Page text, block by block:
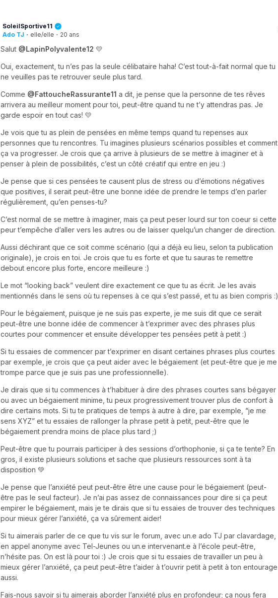
SoleilSportive11
Ado TJ · elle/elle · 20 ans
Salut @LapinPolyvalente12 💛
Oui, exactement, tu n’es pas la seule célibataire haha! C’est tout-à-fait normal que tu
ne veuilles pas te retrouver seule plus tard.
Comme @FattoucheRassurante11 a dit, je pense que la personne de tes rêves
arrivera au meilleur moment pour toi, peut-être quand tu ne t’y attendras pas. Je
garde espoir en tout cas! 💛
Je vois que tu as plein de pensées en même temps quand tu repenses aux
personnes que tu rencontres. Tu imagines plusieurs scénarios possibles et comment
ça va progresser. Je crois que ça arrive à plusieurs de se mettre à imaginer et à
penser à plein de possibilités, c’est un côté créatif qui entre en jeu :)
Je pense que si ces pensées te causent plus de stress ou d’émotions négatives
que positives, il serait peut-être une bonne idée de prendre le temps d’en parler
régulièrement, qu’en penses-tu?
C’est normal de se mettre à imaginer, mais ça peut peser lourd sur ton coeur si cette
peur t’empêche d’aller vers les autres ou de laisser quelqu’un changer de direction.
Aussi déchirant que ce soit comme scénario (qui a déjà eu lieu, selon ta publication
originale), je crois en toi. Je crois que tu es forte et que tu sauras te remettre
debout encore plus forte, encore meilleure :)
Le mot “looking back” veulent dire exactement ce que tu as écrit. Je les avais
mentionnés dans le sens où tu repenses à ce qui s’est passé, et tu as bien compris :)
Pour le bégaiement, puisque je ne suis pas experte, je me suis dit que ce serait
peut-être une bonne idée de commencer à t’exprimer avec des phrases plus
courtes pour commencer et ensuite développer tes pensées petit à petit :)
Si tu essaies de commencer par t’exprimer en disant certaines phrases plus courtes
par exemple, je crois que ça peut aider avec le bégaiement (et peut-être que je me
trompe parce que je suis pas une professionnelle).
Je dirais que si tu commences à t’habituer à dire des phrases courtes sans bégayer
ou avec un bégaiement minime, tu peux progressivement trouver plus de confort à
dire certains mots. Si tu te pratiques de temps à autre à dire, par exemple, “je me
sens XYZ” et tu essaies de rallonger la phrase petit à petit, peut-être que le
bégaiement prendra moins de place plus tard ;)
Peut-être que tu pourrais participer à des sessions d’orthophonie, si ça te tente? En
gros, il existe plusieurs solutions et sache que plusieurs ressources sont à ta
disposition 💚
Je pense que l’anxiété peut peut-être être une cause pour le bégaiement (peut-
être pas le seul facteur). Je n’ai pas assez de connaissances pour dire si ça peut
empirer le bégaiement, mais je te dirais que si tu essaies de trouver des techniques
pour mieux gérer l’anxiété, ça va sûrement aider!
Si tu aimerais parler de ce que tu vis sur le forum, avec un.e ado TJ par clavardage,
en appel anonyme avec Tel-Jeunes ou un.e intervenant.e à l’école peut-être,
n’hésite pas. On est là pour toi :) Je crois que si tu essaies de travailler un peu à
mieux gérer l’anxiété, ça peut peut-être t’aider à t’ouvrir petit à petit à ton entourage
aussi.
Fais-nous savoir si tu aimerais aborder l’anxiété plus en profondeur; ça nous fera